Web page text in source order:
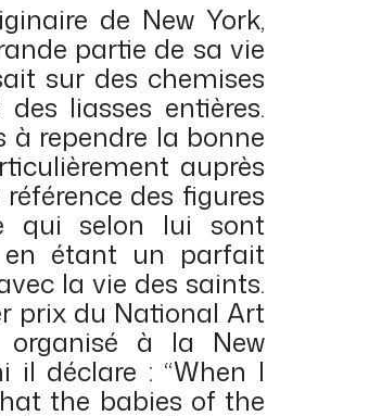
de New York,
partie de sa vie
sur des chemises
liasses entières.
à rependre la bonne
auprès
des figures
qui selon lui sont
en étant un parfait
la vie des saints.
prix du National Art
à la New
il déclare : “When I
the babies of the